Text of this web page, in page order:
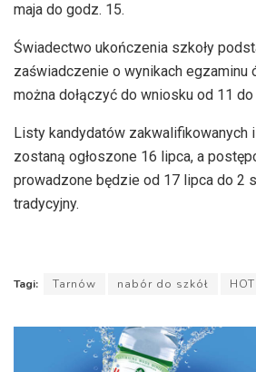
maja do godz. 15.
Świadectwo ukończenia szkoły
zaświadczenie o wynikach
można dołączyć do wniosku od 11
Listy kandydatów zakwalifikowanych
zostaną ogłoszone 16 lipca, a
prowadzone będzie od 17 lipca do 2
tradycyjny.
Tagi: Tarnów nabór do szkół HOT